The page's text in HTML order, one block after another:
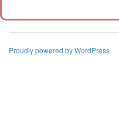
Proudly powered by WordPress